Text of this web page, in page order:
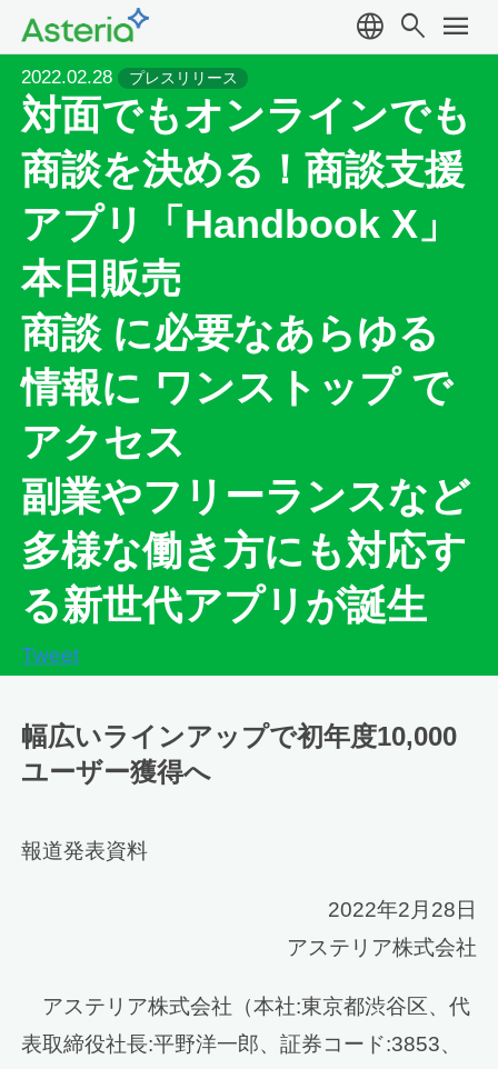
language search menu
2022.02.28 プレスリリース
対面でもオンラインでも
商談を決める！商談支援
アプリ「Handbook X」
本日販売
商談 に必要なあらゆる
情報に ワンストップ で
アクセス
副業やフリーランスなど
多様な働き方にも対応す
る新世代アプリが誕生
Tweet
幅広いラインアップで初年度10,000
ユーザー獲得へ
報道発表資料
2022年2月28日
アステリア株式会社
アステリア株式会社（本社:東京都渋谷区、代
表取締役社長:平野洋一郎、証券コード:3853、